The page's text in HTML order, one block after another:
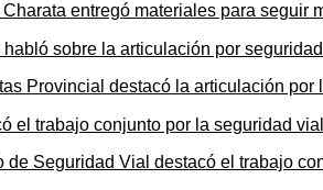
entregó materiales para seguir
Provincial destacó la articulación
de Seguridad Vial destacó el trabajo